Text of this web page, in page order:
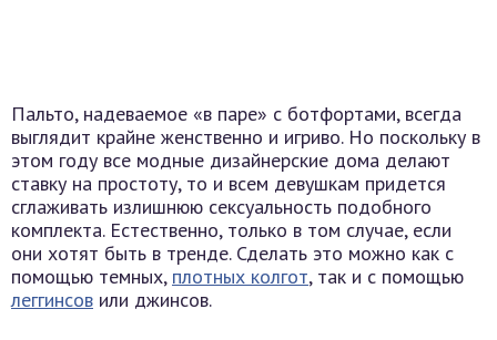
Пальто, надеваемое «в паре» с ботфортами, всегда
выглядит крайне женственно и игриво. Но поскольку в
этом году все модные дизайнерские дома делают
ставку на простоту, то и всем девушкам придется
сглаживать излишнюю сексуальность подобного
комплекта. Естественно, только в том случае, если
они хотят быть в тренде. Сделать это можно как с
помощью темных, плотных колгот, так и с помощью
леггинсов или джинсов.